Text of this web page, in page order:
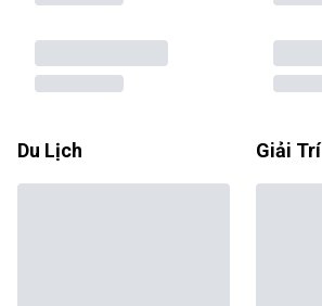
Du Lịch Giải Trí